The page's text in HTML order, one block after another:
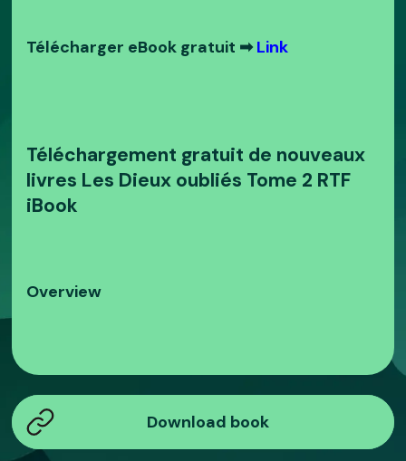
Télécharger eBook gratuit ➡ Link
Téléchargement gratuit de nouveaux
livres Les Dieux oubliés Tome 2 RTF
iBook
Overview
Download book